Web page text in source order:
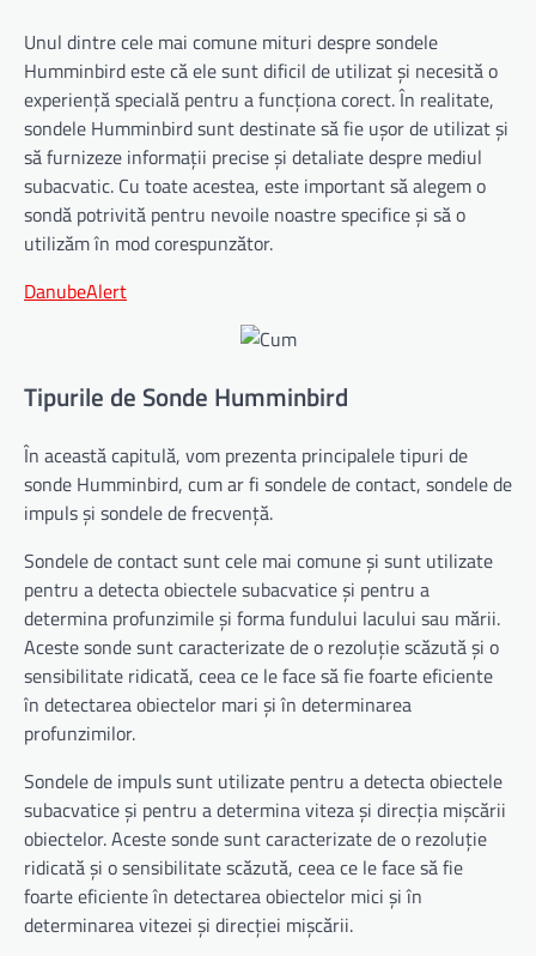
Unul dintre cele mai comune mituri despre sondele
Humminbird este că ele sunt dificil de utilizat și necesită o
experiență specială pentru a funcționa corect. În realitate,
sondele Humminbird sunt destinate să fie ușor de utilizat și
să furnizeze informații precise și detaliate despre mediul
subacvatic. Cu toate acestea, este important să alegem o
sondă potrivită pentru nevoile noastre specifice și să o
utilizăm în mod corespunzător.
DanubeAlert
Tipurile de Sonde Humminbird
În această capitulă, vom prezenta principalele tipuri de
sonde Humminbird, cum ar fi sondele de contact, sondele de
impuls și sondele de frecvență.
Sondele de contact sunt cele mai comune și sunt utilizate
pentru a detecta obiectele subacvatice și pentru a
determina profunzimile și forma fundului lacului sau mării.
Aceste sonde sunt caracterizate de o rezoluție scăzută și o
sensibilitate ridicată, ceea ce le face să fie foarte eficiente
în detectarea obiectelor mari și în determinarea
profunzimilor.
Sondele de impuls sunt utilizate pentru a detecta obiectele
subacvatice și pentru a determina viteza și direcția mișcării
obiectelor. Aceste sonde sunt caracterizate de o rezoluție
ridicată și o sensibilitate scăzută, ceea ce le face să fie
foarte eficiente în detectarea obiectelor mici și în
determinarea vitezei și direcției mișcării.